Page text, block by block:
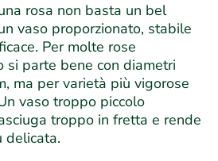
rosa non basta un bel
vaso proporzionato, stabile
Per molte rose
si parte bene con diametri
ma per varietà più vigorose
vaso troppo piccolo
troppo in fretta e rende
delicata.